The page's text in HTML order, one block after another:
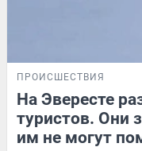
ПРОИСШЕСТВИЯ
На Эвересте
туристов. Они
им не могут